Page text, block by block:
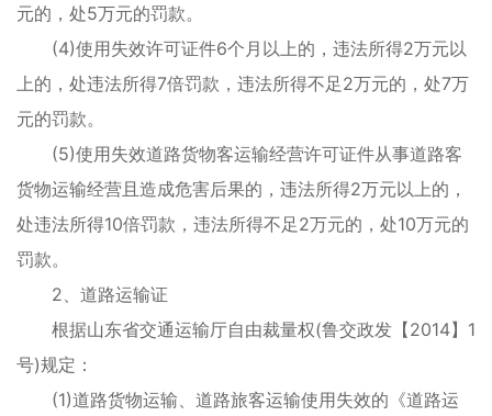
元的，处5万元的罚款。
(4)使用失效许可证件6个月以上的，违法所得2万元以
上的，处违法所得7倍罚款，违法所得不足2万元的，处7万
元的罚款。
(5)使用失效道路货物客运输经营许可证件从事道路客
货物运输经营且造成危害后果的，违法所得2万元以上的，
处违法所得10倍罚款，违法所得不足2万元的，处10万元的
罚款。
2、道路运输证
根据山东省交通运输厅自由裁量权(鲁交政发【2014】1
号)规定：
(1)道路货物运输、道路旅客运输使用失效的《道路运